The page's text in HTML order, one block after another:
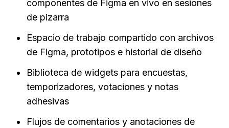
componentes de Figma en vivo en sesiones
de pizarra
Espacio de trabajo compartido con archivos
de Figma, prototipos e historial de diseño
Biblioteca de widgets para encuestas,
temporizadores, votaciones y notas
adhesivas
Flujos de comentarios y anotaciones de